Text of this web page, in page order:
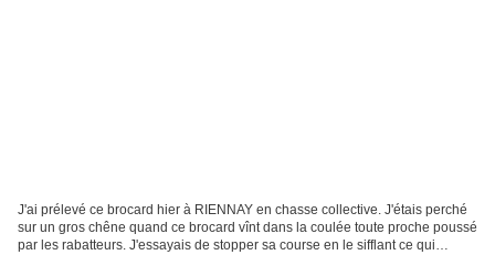
J'ai prélevé ce brocard hier à RIENNAY en chasse collective. J'étais perché
sur un gros chêne quand ce brocard vînt dans la coulée toute proche poussé
par les rabatteurs. J'essayais de stopper sa course en le sifflant ce qui